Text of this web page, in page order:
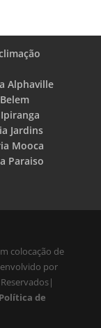
Alphaville
Jardins
Mooca
Paraiso
colocação de
por
Política de